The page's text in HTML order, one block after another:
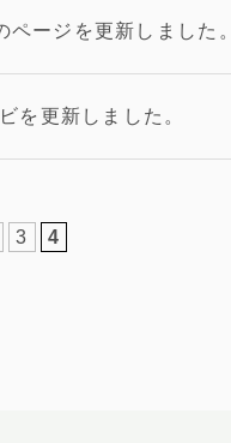
ージを更新しました。
を更新しました。
3 4